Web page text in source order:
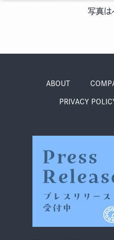
グルメ・まち
スタッフ紹介
写真は
ABOUT
PRIVACY